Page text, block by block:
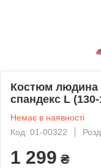
Костюм людина
спандекс L
Немає в наявності
Код: 01-00322
1 299 ₴